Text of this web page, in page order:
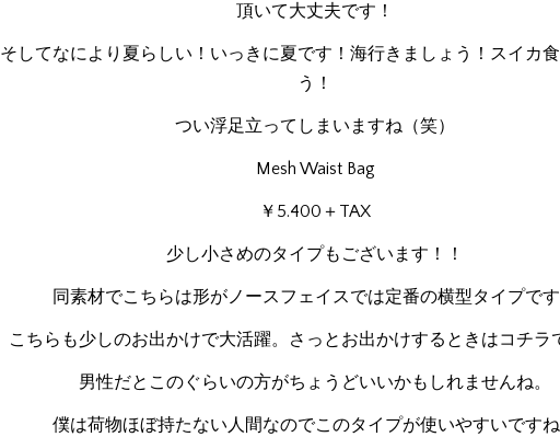
頂いて大丈夫です！
そしてなにより夏らしい！いっきに夏です！海行きましょう！スイカ
う！
つい浮足立ってしまいますね（笑）
Mesh Waist Bag
￥5.400＋TAX
少し小さめのタイプもございます！！
同素材でこちらは形がノースフェイスでは定番の横型タイプです
こちらも少しのお出かけで大活躍。さっとお出かけするときはコチラ
男性だとこのぐらいの方がちょうどいいかもしれませんね。
僕は荷物ほぼ持たない人間なのでこのタイプが使いやすいですね